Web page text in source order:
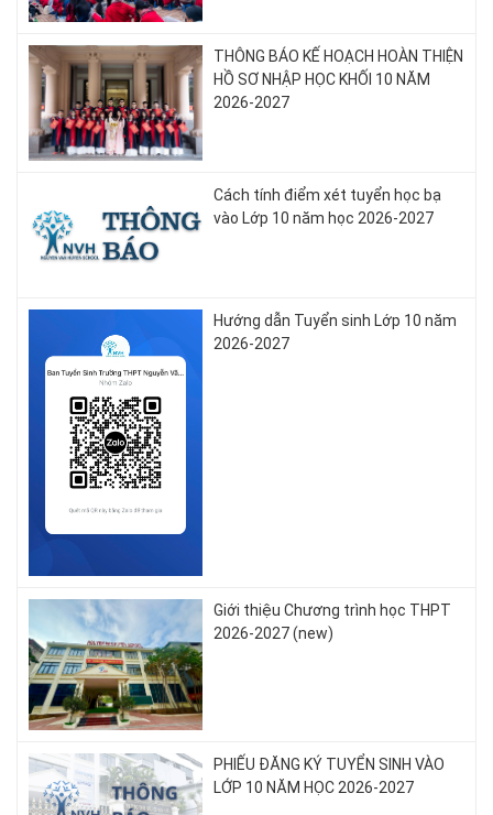
THÔNG BÁO KẾ HOẠCH HOÀN THIỆN
HỒ SƠ NHẬP HỌC KHỐI 10 NĂM
2026-2027
Cách tính điểm xét tuyển học bạ
vào Lớp 10 năm học 2026-2027
Hướng dẫn Tuyển sinh Lớp 10 năm
2026-2027
Giới thiệu Chương trình học THPT
2026-2027 (new)
PHIẾU ĐĂNG KÝ TUYỂN SINH VÀO
LỚP 10 NĂM HỌC 2026-2027